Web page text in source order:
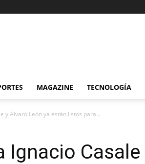
MAGAZINE TECNOLOGÍA
y Álvaro León ya están listos para...
Ignacio Casale